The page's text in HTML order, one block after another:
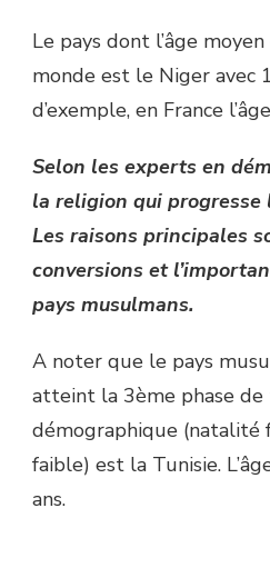
Le pays dont l’âge
monde est le Niger avec
d’exemple, en France
Selon les experts en
la religion qui progresse
Les raisons principales
conversions et
pays musulmans.
A noter que le pays
atteint la 3ème phase
démographique (natalité
faible) est la Tunisie.
ans.